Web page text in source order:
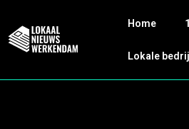
Home
Lokale